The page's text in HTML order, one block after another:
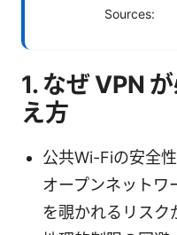
Sources:
1. なぜ VPN
え方
公共Wi-Fiの安全
オープンネットワ
を覗かれるリスク